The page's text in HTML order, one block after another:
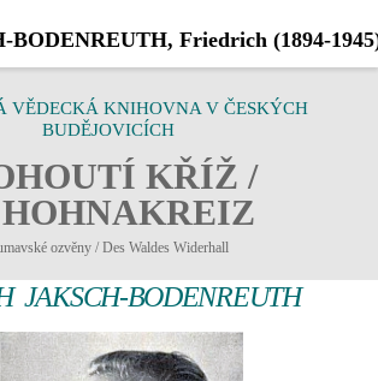
VĚDECKÁ KNIHOVNA V ČESKÝCH
BUDĚJOVICÍCH
KŘÍŽ /
ozvěny / Des Waldes Widerhall
JAKSCH-BODENREUTH
BODENREUTH, Friedrich (1894-